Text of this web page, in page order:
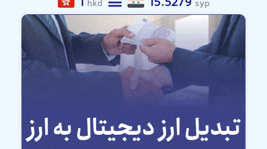
hkd syp